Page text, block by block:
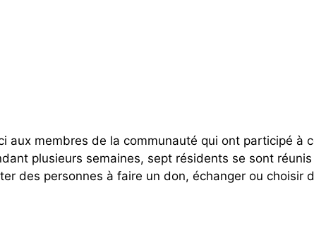
aux membres de la communauté qui ont participé à
plusieurs semaines, sept résidents se sont
des personnes à faire un don, échanger ou choisir